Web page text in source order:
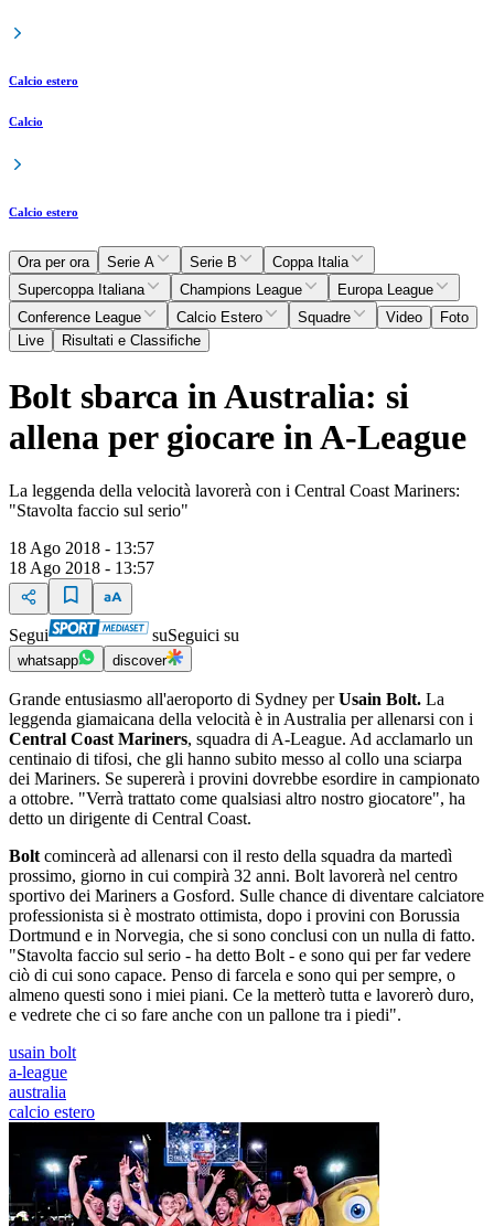
Calcio estero
Calcio
Calcio estero
Ora per ora Serie A Serie B
Coppa Italia
Supercoppa Italiana
Champions League
Europa League
Conference League
Calcio Estero Squadre Video
Foto
Live
Risultati e Classifiche
Bolt sbarca in Australia: si
allena per giocare in A-League
La leggenda della velocità lavorerà con i Central Coast Mariners:
"Stavolta faccio sul serio"
18 Ago 2018 - 13:57
18 Ago 2018 - 13:57
Segui suSeguici su
whatsapp discover
Grande entusiasmo all'aeroporto di Sydney perUsain Bolt. La
leggenda giamaicana della velocità è in Australia per allenarsi con i
Central Coast Mariners, squadra di A-League. Ad acclamarlo un
centinaio di tifosi, che gli hanno subito messo al collo una sciarpa
dei Mariners. Se supererà i provini dovrebbe esordire in campionato
a ottobre. "Verrà trattato come qualsiasi altro nostro giocatore", ha
detto un dirigente di Central Coast.
Bolt comincerà ad allenarsi con il resto della squadra da martedì
prossimo, giorno in cui compirà 32 anni. Bolt lavorerà nel centro
sportivo dei Mariners a Gosford. Sulle chance di diventare calciatore
professionista si è mostrato ottimista, dopo i provini con Borussia
Dortmund e in Norvegia, che si sono conclusi con un nulla di fatto.
"Stavolta faccio sul serio - ha detto Bolt - e sono qui per far vedere
ciò di cui sono capace. Penso di farcela e sono qui per sempre, o
almeno questi sono i miei piani. Ce la metterò tutta e lavorerò duro,
e vedrete che ci so fare anche con un pallone tra i piedi".
usain bolt
a-league
australia
calcio estero